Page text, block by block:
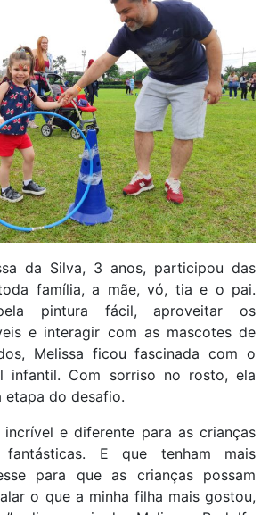
da Silva, 3 anos, participou das
família, a mãe, vó, tia e o pai.
pintura fácil, aproveitar os
e interagir com as mascotes de
Melissa ficou fascinada com o
infantil. Com sorriso no rosto, ela
etapa do desafio.
incrível e diferente para as crianças
fantásticas. E que tenham mais
para que as crianças possam
o que a minha filha mais gostou,